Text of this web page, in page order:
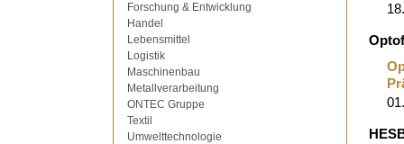
Forschung & Entwicklung
Handel
Lebensmittel
Logistik
Maschinenbau
Metallverarbeitung
ONTEC Gruppe
Textil
Umwelttechnologie